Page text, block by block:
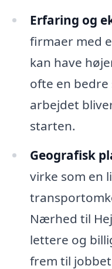
Erfaring og
firmaer med
kan have
ofte en bedre
arbejdet
starten.
Geografisk
virke som en
Nærhed til
lettere og
frem til